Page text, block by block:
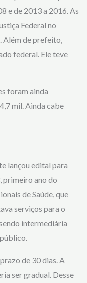
e de 2013 a 2016. As
Federal no
Além de prefeito,
federal. Ele teve
foram ainda
mil. Ainda cabe
lançou edital para
primeiro ano do
de Saúde, que
serviços para o
intermediária
de 30 dias. A
ser gradual. Desse